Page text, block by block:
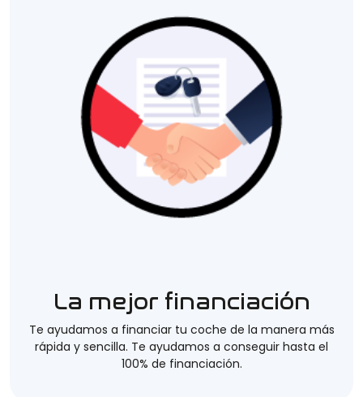
La mejor financiación
Te ayudamos a financiar tu coche de la manera más
rápida y sencilla. Te ayudamos a conseguir hasta el
100% de financiación.